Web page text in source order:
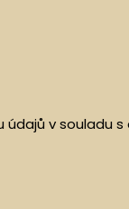
v souladu s